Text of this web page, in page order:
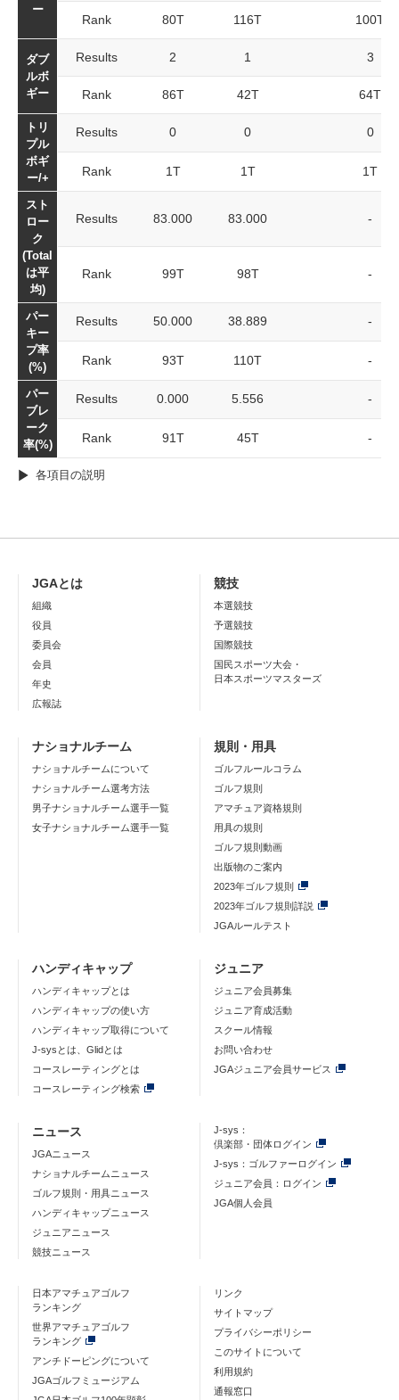
ー
Rank 80T 116T 100T
ダブ
ルボ
ギー
Results 2 1 3
Rank 86T 42T 64T
トリ
プル
ボギ
ー/+
Results 0 0 0
Rank 1T 1T 1T
スト
ロー
ク
(Total
は平
均)
Results 83.000 83.000 -
Rank 99T 98T -
パー
キー
プ率
(%)
Results 50.000 38.889 -
Rank 93T 110T -
パー
ブレ
ーク
率(%)
Results 0.000 5.556 -
Rank 91T 45T -
各項目の説明
JGAとは
組織
役員
委員会
会員
年史
広報誌
競技
本選競技
予選競技
国際競技
国民スポーツ大会・
日本スポーツマスターズ
ナショナルチーム
ナショナルチームについて
ナショナルチーム選考方法
男子ナショナルチーム選手一覧
女子ナショナルチーム選手一覧
規則・用具
ゴルフルールコラム
ゴルフ規則
アマチュア資格規則
用具の規則
ゴルフ規則動画
出版物のご案内
2023年ゴルフ規則
2023年ゴルフ規則詳説
JGAルールテスト
ハンディキャップ
ハンディキャップとは
ハンディキャップの使い方
ハンディキャップ取得について
J-sysとは、Glidとは
コースレーティングとは
コースレーティング検索
ジュニア
ジュニア会員募集
ジュニア育成活動
スクール情報
お問い合わせ
JGAジュニア会員サービス
ニュース
JGAニュース
ナショナルチームニュース
ゴルフ規則・用具ニュース
ハンディキャップニュース
ジュニアニュース
競技ニュース
J-sys：
倶楽部・団体ログイン
J-sys：ゴルファーログイン
ジュニア会員：ログイン
JGA個人会員
日本アマチュアゴルフ
ランキング
世界アマチュアゴルフ
ランキング
アンチドーピングについて
JGAゴルフミュージアム
リンク
サイトマップ
プライバシーポリシー
このサイトについて
利用規約
通報窓口